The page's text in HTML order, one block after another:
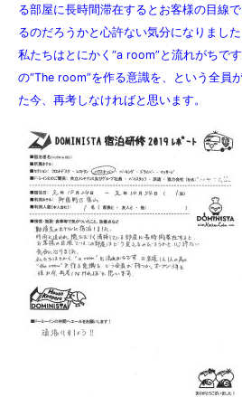
る部屋に長時間滞在するとお客様の目線
るのだろうかと心許ない気分になりました
私たちはとにかく“a room”と流れがちで
の“The room”を作る意識を、という全員
た今、再考しなければと思います。